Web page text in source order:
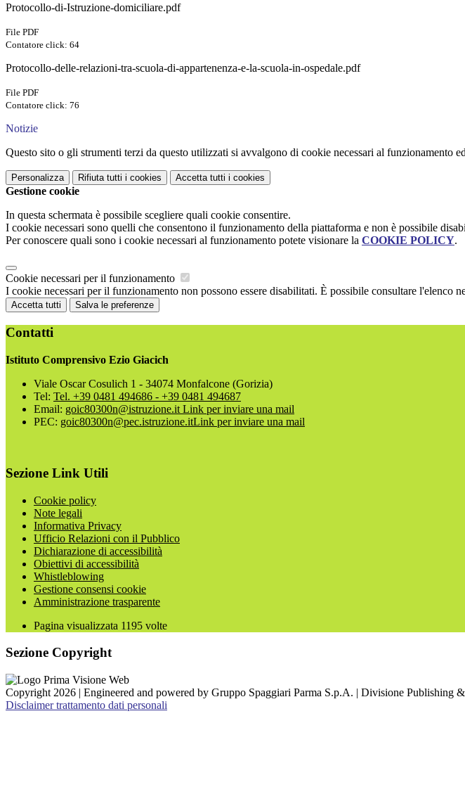
Protocollo-di-Istruzione-domiciliare.pdf
File PDF
Contatore click: 64
Protocollo-delle-relazioni-tra-scuola-di-appartenenza-e-la-scuola-in-ospedale.pdf
File PDF
Contatore click: 76
Notizie
Questo sito o gli strumenti terzi da questo utilizzati si avvalgono di cookie necessari al funzionamento
Personalizza Rifiuta tutti i cookies Accetta tutti i cookies
Gestione cookie
In questa schermata è possibile scegliere quali cookie consentire.
I cookie necessari sono quelli che consentono il funzionamento della piattaforma e non è possibile
Per conoscere quali sono i cookie necessari al funzionamento potete visionare la COOKIE POLICY.
Cookie necessari per il funzionamento
I cookie necessari per il funzionamento non possono essere disabilitati. È possibile consultare l'elenco
Accetta tutti Salva le preferenze
Contatti
Istituto Comprensivo Ezio Giacich
Viale Oscar Cosulich 1 - 34074 Monfalcone (Gorizia)
Tel: Tel. +39 0481 494686 - +39 0481 494687
Email: goic80300n@istruzione.it Link per inviare una mail
PEC: goic80300n@pec.istruzione.itLink per inviare una mail
Sezione Link Utili
Cookie policy
Note legali
Informativa Privacy
Ufficio Relazioni con il Pubblico
Dichiarazione di accessibilità
Obiettivi di accessibilità
Whistleblowing
Gestione consensi cookie
Amministrazione trasparente
Pagina visualizzata 1195 volte
Sezione Copyright
Copyright 2026 | Engineered and powered by Gruppo Spaggiari Parma S.p.A. | Divisione Publishing
Disclaimer trattamento dati personali